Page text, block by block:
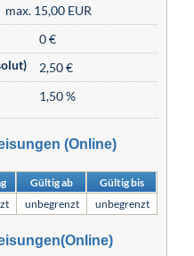
max. 15,00 EUR
0 €
2,50 €
1,50 %
(Online)
Gültig ab
Gültig bis
unbegrenzt unbegrenzt